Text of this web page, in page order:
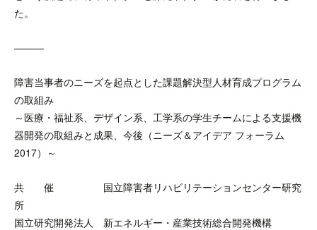
た。
———
障害当事者のニーズを起点とした課題解決型人材育成プログラム
の取組み
～医療・福祉系、デザイン系、工学系の学生チームによる支援機
器開発の取組みと成果、今後（ニーズ＆アイデア フォーラム
2017）～
共 催 国立障害者リハビリテーションセンター研究
所
国立研究開発法人 新エネルギー・産業技術総合開発機構